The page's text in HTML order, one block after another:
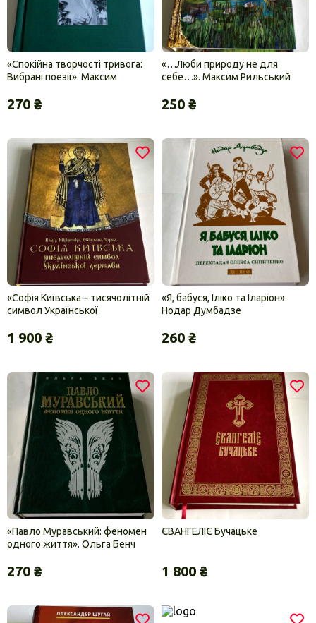
«Спокійна творчості тривога:
Вибрані поезії». Максим
270 ₴
«…Люби природу не для
себе…». Максим Рильський
250 ₴
«Софія Київська – тисячолітній
символ Української
Світлана Чорна
1 900 ₴
«Я, бабуся, Іліко та Іларіон».
Нодар Думбадзе
260 ₴
«Павло Муравський: феномен
одного життя». Ольга Бенч
270 ₴
ЄВАНГЕЛІЄ Бучацьке
1 800 ₴